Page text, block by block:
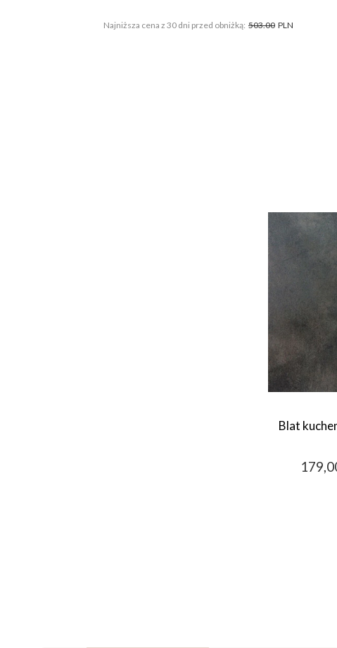
Najniższa cena z 30 dni przed obniżką: 503.00 PLN
Blat